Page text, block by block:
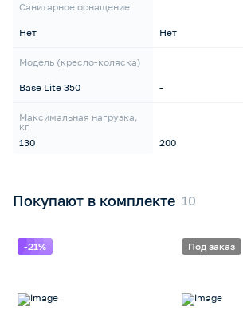
Санитарное оснащение
Нет
Модель (кресло-коляска)
Base Lite 350
Максимальная нагрузка,
кг
130
Нет
-
200
Покупают в комплекте
-21% Под заказ